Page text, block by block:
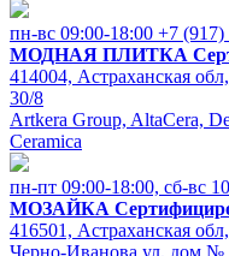
пн-вс 09:00-18:00 +7 (917)
МОДНАЯ ПЛИТКА
414004, Астраханская
30/8
Artkera Group, AltaCera,
Ceramica
пн-пт 09:00-18:00, cб-вс
МОЗАЙКА
416501, Астраханская
Черно-Иванова ул, дом №